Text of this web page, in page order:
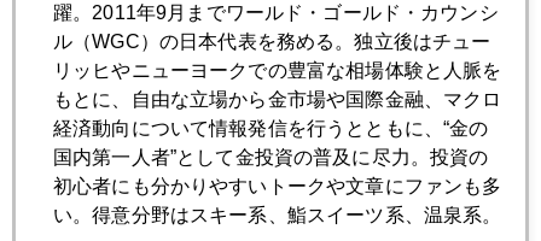
2024年02月28日
ハイテクの女王、５ドルで買ったエヌビディア株を売却
2024年02月27日
朝日新聞寄稿文
2024年02月26日
躍。2011年9月までワールド・ゴールド・カウンシ
ル（WGC）の日本代表を務める。独立後はチュー
リッヒやニューヨークでの豊富な相場体験と人脈を
もとに、自由な立場から金市場や国際金融、マクロ
経済動向について情報発信を行うとともに、“金の
国内第一人者”として金投資の普及に尽力。投資の
初心者にも分かりやすいトークや文章にファンも多
い。得意分野はスキー系、鮨スイーツ系、温泉系。